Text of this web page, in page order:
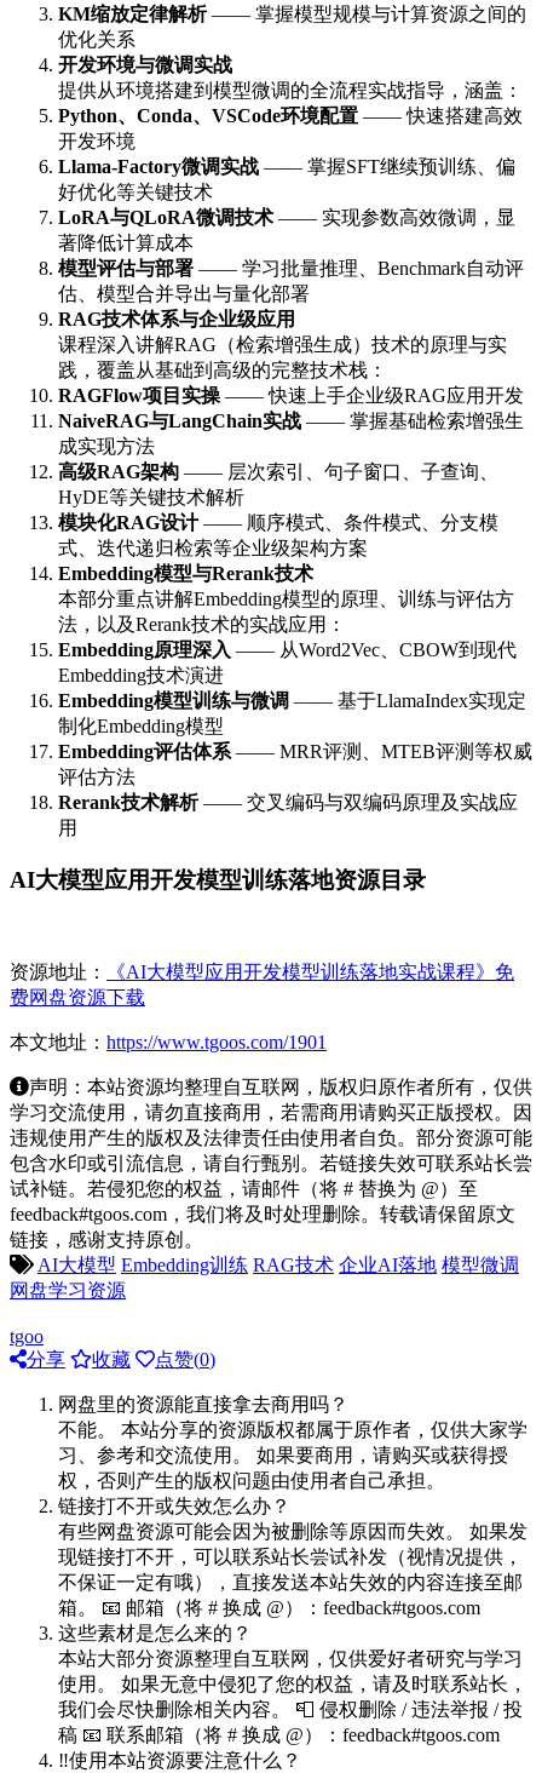
KM缩放定律解析—— 掌握模型规模与计算资源之间的
优化关系
开发环境与微调实战
提供从环境搭建到模型微调的全流程实战指导，涵盖：
Python、Conda、VSCode环境配置 —— 快速搭建高效
开发环境
Llama-Factory微调实战 —— 掌握SFT继续预训练、偏
好优化等关键技术
LoRA与QLoRA微调技术 —— 实现参数高效微调，显
著降低计算成本
模型评估与部署 —— 学习批量推理、Benchmark自动评
估、模型合并导出与量化部署
RAG技术体系与企业级应用
课程深入讲解RAG（检索增强生成）技术的原理与实
践，覆盖从基础到高级的完整技术栈：
RAGFlow项目实操 —— 快速上手企业级RAG应用开发
NaiveRAG与LangChain实战 —— 掌握基础检索增强生
成实现方法
高级RAG架构 —— 层次索引、句子窗口、子查询、
HyDE等关键技术解析
模块化RAG设计—— 顺序模式、条件模式、分支模
式、迭代递归检索等企业级架构方案
Embedding模型与Rerank技术
本部分重点讲解Embedding模型的原理、训练与评估方
法，以及Rerank技术的实战应用：
Embedding原理深入 —— 从Word2Vec、CBOW到现代
Embedding技术演进
Embedding模型训练与微调 —— 基于LlamaIndex实现定
制化Embedding模型
Embedding评估体系 —— MRR评测、MTEB评测等权威
评估方法
Rerank技术解析—— 交叉编码与双编码原理及实战应
用
AI大模型应用开发模型训练落地资源目录
资源地址：
《AI大模型应用开发模型训练落地实战课程》免
费网盘资源下载
本文地址： https://www.tgoos.com/1901
声明：本站资源均整理自互联网，版权归原作者所有，仅供
学习交流使用，请勿直接商用，若需商用请购买正版授权。因
违规使用产生的版权及法律责任由使用者自负。部分资源可能
包含水印或引流信息，请自行甄别。若链接失效可联系站长尝
试补链。若侵犯您的权益，请邮件（将 # 替换为 @）至
feedback#tgoos.com，我们将及时处理删除。转载请保留原文
链接，感谢支持原创。
AI大模型 Embedding训练 RAG技术 企业AI落地 模型微调
网盘学习资源
tgoo
分享
收藏 点赞(0)
网盘里的资源能直接拿去商用吗？
不能。 本站分享的资源版权都属于原作者，仅供大家学
习、参考和交流使用。 如果要商用，请购买或获得授
权，否则产生的版权问题由使用者自己承担。
链接打不开或失效怎么办？
有些网盘资源可能会因为被删除等原因而失效。 如果发
现链接打不开，可以联系站长尝试补发（视情况提供，
不保证一定有哦），直接发送本站失效的内容连接至邮
箱。 📧 邮箱（将 # 换成 @）：feedback#tgoos.com
这些素材是怎么来的？
本站大部分资源整理自互联网，仅供爱好者研究与学习
使用。 如果无意中侵犯了您的权益，请及时联系站长，
我们会尽快删除相关内容。 📮 侵权删除 / 违法举报 / 投
稿 📧 联系邮箱（将 # 换成 @）：feedback#tgoos.com
‼️使用本站资源要注意什么？